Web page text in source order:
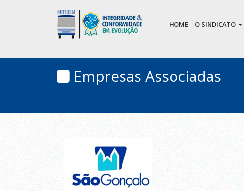
HOME O SINDICATO
Empresas Associadas